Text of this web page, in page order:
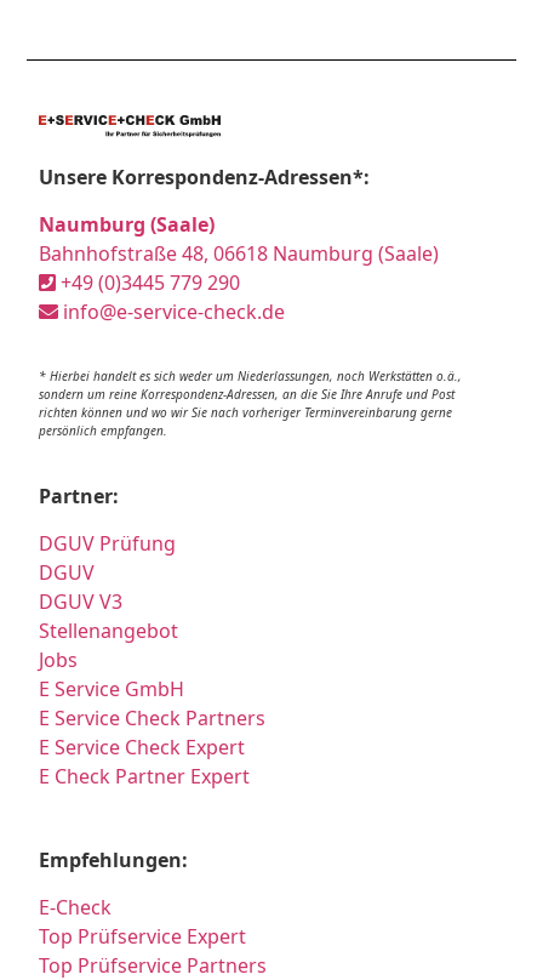
Unsere Korrespondenz-Adressen*:
Naumburg (Saale)
Bahnhofstraße 48, 06618 Naumburg (Saale)
+49 (0)3445 779 290
info@e-service-check.de
* Hierbei handelt es sich weder um Niederlassungen, noch Werkstätten o.ä.,
sondern um reine Korrespondenz-Adressen, an die Sie Ihre Anrufe und Post
richten können und wo wir Sie nach vorheriger Terminvereinbarung gerne
persönlich empfangen.
Partner:
DGUV Prüfung
DGUV
DGUV V3
Stellenangebot
Jobs
E Service GmbH
E Service Check Partners
E Service Check Expert
E Check Partner Expert
Empfehlungen:
E-Check
Top Prüfservice Expert
Top Prüfservice Partners